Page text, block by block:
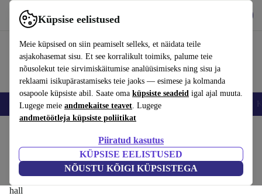
Küpsise eelistused
Meie küpsised on siin peamiselt selleks, et näidata teile
asjakohasemat sisu. Et see korralikult toimiks, palume teie
nõusolekut teie sirvimiskäitumise analüüsimiseks ning sisu ja
reklaami isikupärastamiseks teie jaoks — esimese ja kolmanda
osapoole küpsiste abil. Saate oma küpsiste seadeid igal ajal muuta.
Lugege meie andmekaitse teavet. Lugege
andmetöötleja küpsiste poliitikat
Piiratud kasutus
KÜPSISE EELISTUSED
NÕUSTU KÕIGI KÜPSISTEGA
Kasuta rakendust refurbed kiirelt ja lihtsalt
Nutitelefoni Sülearvutid Tahvelarvutid Nutikellad
Daphne üheistmeline vasak
poollamamistool Maya soe Grey
hall